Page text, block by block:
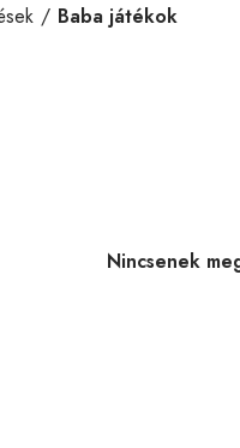
Baba játékok
Nincsenek